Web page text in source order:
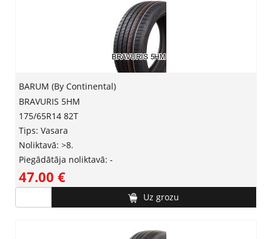
BARUM (By Continental)
BRAVURIS 5HM
175/65R14 82T
Tips: Vasara
Noliktavā: >8.
Piegādātāja noliktavā: -
47.00 ‎€
Uz grozu